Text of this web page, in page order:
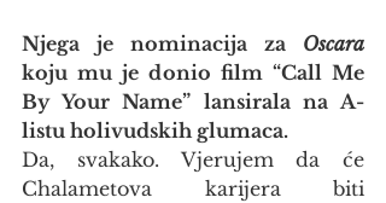
Njega je nominacija za Oscara
koju mu je donio film “Call Me
By Your Name” lansirala na A-
listu holivudskih glumaca.
Da, svakako. Vjerujem da će
Chalametova karijera biti